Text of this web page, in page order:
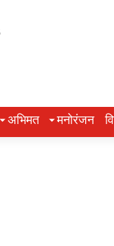
अभिमत मनोरंजन